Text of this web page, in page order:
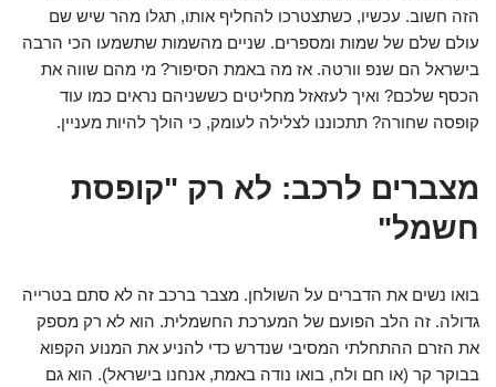
הזה חשוב. עכשיו, כשתצטרכו להחליף אותו, תגלו מהר שיש שם
עולם שלם של שמות ומספרים. שניים מהשמות שתשמעו הכי הרבה
בישראל הם שנפ וורטה. אז מה באמת הסיפור? מי מהם שווה את
הכסף שלכם? ואיך לעזאזל מחליטים כששניהם נראים כמו עוד
קופסה שחורה? תתכוננו לצלילה לעומק, כי הולך להיות מעניין.
מצברים לרכב: לא רק "קופסת
חשמל"
בואו נשים את הדברים על השולחן. מצבר ברכב זה לא סתם בטרייה
גדולה. זה הלב הפועם של המערכת החשמלית. הוא לא רק מספק
את הזרם ההתחלתי המסיבי שנדרש כדי להניע את המנוע הקפוא
בבוקר קר (או חם ולח, בואו נודה באמת, אנחנו בישראל). הוא גם